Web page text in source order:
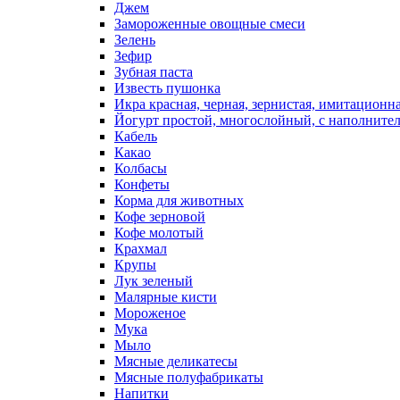
Джем
Замороженные овощные смеси
Зелень
Зефир
Зубная паста
Известь пушонка
Икра красная, черная, зернистая,
Йогурт простой, многослойный, с
Кабель
Какао
Колбасы
Конфеты
Корма для животных
Кофе зерновой
Кофе молотый
Крахмал
Крупы
Лук зеленый
Малярные кисти
Мороженое
Мука
Мыло
Мясные деликатесы
Мясные полуфабрикаты
Напитки